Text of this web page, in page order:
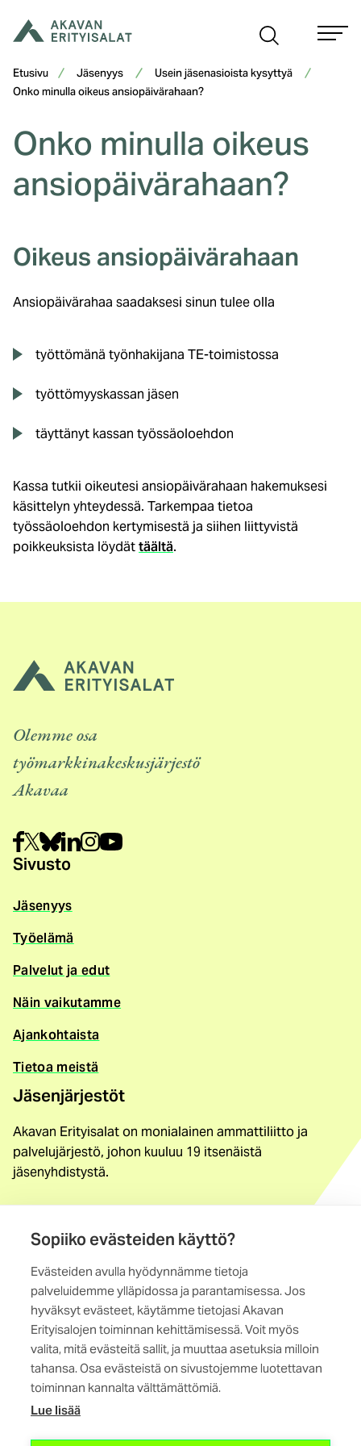
Sopiiko evästeiden käyttö?
Evästeiden avulla hyödynnämme tietoja
palveluidemme ylläpidossa ja parantamisessa. Jos
hyväksyt evästeet, käytämme tietojasi Akavan
Erityisalojen toiminnan kehittämisessä. Voit myös
valita, mitä evästeitä sallit, ja muuttaa asetuksia milloin
tahansa. Osa evästeistä on sivustojemme luotettavan
toiminnan kannalta välttämättömiä.
Lue lisää
sisältöön
Etusivu Jäsenyys
Usein jäsenasioista kysyttyä
Onko minulla oikeus ansiopäivärahaan?
Onko minulla oikeus
ansiopäivärahaan?
Oikeus ansiopäivärahaan
Ansiopäivärahaa saadaksesi sinun tulee olla
työttömänä työnhakijana TE-toimistossa
työttömyyskassan jäsen
täyttänyt kassan työssäoloehdon
Kassa tutkii oikeutesi ansiopäivärahaan hakemuksesi
käsittelyn yhteydessä. Tarkempaa tietoa
työssäoloehdon kertymisestä ja siihen liittyvistä
poikkeuksista löydättäältä.
Olemme osa
työmarkkinakeskusjärjestö
Akavaa
Sivusto
Jäsenyys
Työelämä
Palvelut ja edut
Näin vaikutamme
Ajankohtaista
Tietoa meistä
Jäsenjärjestöt
Akavan Erityisalat on monialainen ammattiliitto ja
palvelujärjestö, johon kuuluu 19 itsenäistä
jäsenyhdistystä.
Löydä jäsenyhdistys
Yhteystiedot
Maistraatinportti 4 A, 6. krs
00240 Helsinki
Kaikki yhteystiedot
(ulkoinen